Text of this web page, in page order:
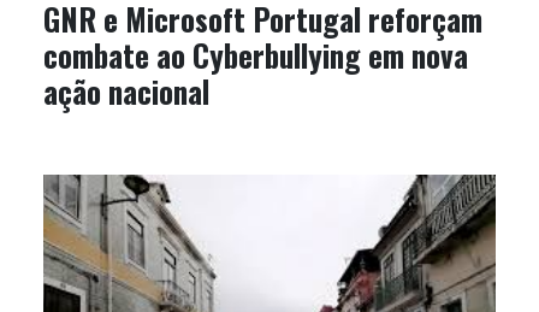
GNR e Microsoft Portugal reforçam
combate ao Cyberbullying em nova
ação nacional